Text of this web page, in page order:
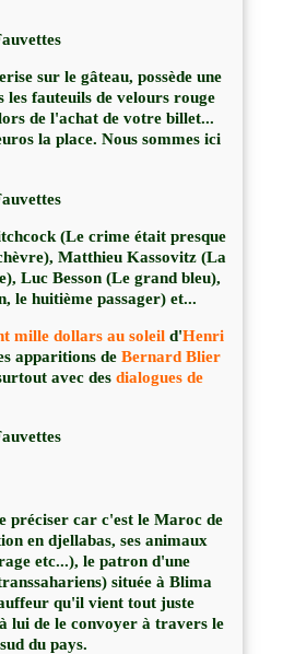
sur le gâteau, possède une
les fauteuils de velours rouge
de l'achat de votre billet...
la place. Nous sommes ici
(Le crime était presque
Matthieu Kassovitz (La
Luc Besson (Le grand bleu),
le huitième passager) et...
mille dollars au soleil d'Henri
apparitions de Bernard Blier
avec des dialogues de
préciser car c'est le Maroc de
en djellabas, ses animaux
etc...), le patron d'une
située à Blima
qu'il vient tout juste
lui de le convoyer à travers le
du pays.